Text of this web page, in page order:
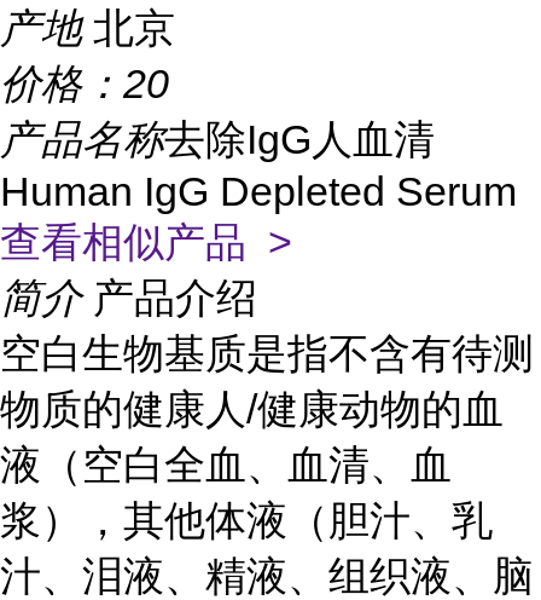
产地 北京
价格： 20
产品名称去除IgG人血清
Human IgG Depleted Serum
查看相似产品 >
简介 产品介绍
空白生物基质是指不含有待测
物质的健康人/健康动物的血
液（空白全血、血清、血
浆），其他体液（胆汁、乳
汁、泪液、精液、组织液、脑